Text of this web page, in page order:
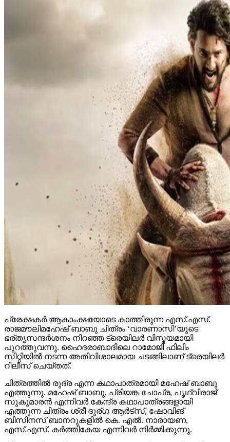
പ്രേക്ഷകര്‍ ആകാംക്ഷയോടെ കാത്തിരുന്ന എസ്.എസ്.
രാജമൗലിമഹേഷ് ബാബു ചിത്രം ‘വാരണാസി’യുടെ
ഭര്തൃസന്ദര്‍ശനം നിറഞ്ഞ ട്രെയിലര്‍ വിസ്മയമായി
പുറത്തുവന്നു. ഹൈദരാബാദിലെ റാമോജി ഫിലിം
സിറ്റിയില്‍ നടന്ന അതിവിശാലമായ ചടങ്ങിലാണ് ട്രെയിലര്‍
റിലീസ് ചെയ്തത്.
ചിത്രത്തില്‍ രുദ്ര എന്ന കഥാപാത്രമായി മഹേഷ് ബാബു
എത്തുന്നു. മഹേഷ് ബാബു, പ്രിയങ്ക ചോപ്ര, പൃഥ്വിരാജ്
സുകുമാരന്‍ എന്നിവര്‍ കേന്ദ്ര കഥാപാത്രങ്ങളായി
എത്തുന്ന ചിത്രം ശ്രീ ദുര്ഗ ആര്‍ട്‌സ്, ഷോവിങ്
ബിസിനസ് ബാനറുകളില്‍ കെ. എല്‍. നാരായണ,
എസ്.എസ്. കര്‍ത്തികേയ എന്നിവര്‍ നിര്‍മ്മിക്കുന്നു.